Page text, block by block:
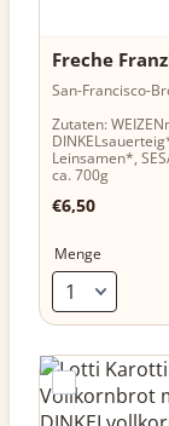
Freche
San-Francisco-
Zutaten:
Leinsamen*,
ca. 700g
€6,50
€6,50
Menge